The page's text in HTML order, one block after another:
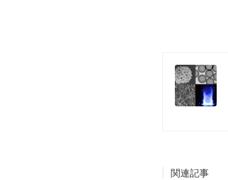
関連記事